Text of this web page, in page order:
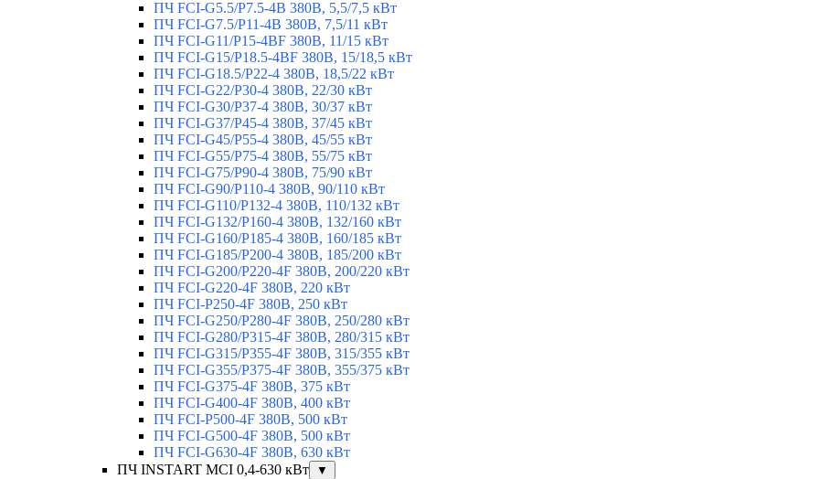
ПЧ FCI-G5.5/P7.5-4B 380В, 5,5/7,5 кВт
ПЧ FCI-G7.5/P11-4B 380В, 7,5/11 кВт
ПЧ FCI-G11/P15-4BF 380В, 11/15 кВт
ПЧ FCI-G15/P18.5-4BF 380В, 15/18,5 кВт
ПЧ FCI-G18.5/P22-4 380В, 18,5/22 кВт
ПЧ FCI-G22/P30-4 380В, 22/30 кВт
ПЧ FCI-G30/P37-4 380В, 30/37 кВт
ПЧ FCI-G37/P45-4 380В, 37/45 кВт
ПЧ FCI-G45/P55-4 380В, 45/55 кВт
ПЧ FCI-G55/P75-4 380В, 55/75 кВт
ПЧ FCI-G75/P90-4 380В, 75/90 кВт
ПЧ FCI-G90/P110-4 380В, 90/110 кВт
ПЧ FCI-G110/P132-4 380В, 110/132 кВт
ПЧ FCI-G132/P160-4 380В, 132/160 кВт
ПЧ FCI-G160/P185-4 380В, 160/185 кВт
ПЧ FCI-G185/P200-4 380В, 185/200 кВт
ПЧ FCI-G200/P220-4F 380В, 200/220 кВт
ПЧ FCI-G220-4F 380В, 220 кВт
ПЧ FCI-P250-4F 380В, 250 кВт
ПЧ FCI-G250/P280-4F 380В, 250/280 кВт
ПЧ FCI-G280/P315-4F 380В, 280/315 кВт
ПЧ FCI-G315/P355-4F 380В, 315/355 кВт
ПЧ FCI-G355/P375-4F 380В, 355/375 кВт
ПЧ FCI-G375-4F 380В, 375 кВт
ПЧ FCI-G400-4F 380В, 400 кВт
ПЧ FCI-P500-4F 380В, 500 кВт
ПЧ FCI-G500-4F 380В, 500 кВт
ПЧ FCI-G630-4F 380В, 630 кВт
ПЧ INSTART MCI 0,4-630 кВт
▼